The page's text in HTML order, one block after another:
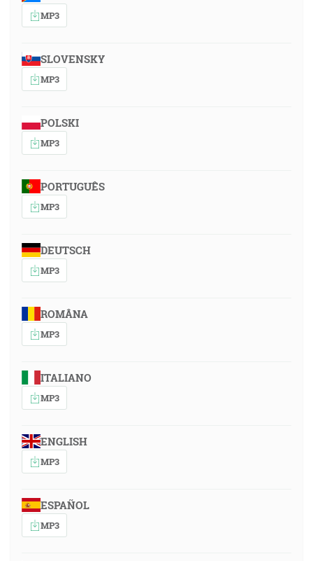
MP3
SLOVENSKY
MP3
POLSKI
MP3
PORTUGUÊS
MP3
DEUTSCH
MP3
ROMÂNA
MP3
ITALIANO
MP3
ENGLISH
MP3
ESPAÑOL
MP3